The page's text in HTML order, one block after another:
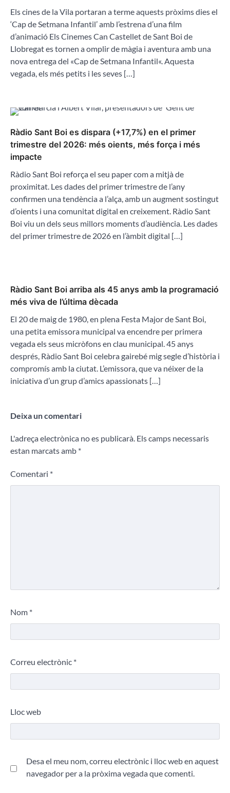
Els cines de la Vila portaran a terme aquests pròxims dies el
‘Cap de Setmana Infantil’ amb l’estrena d’una film
d’animació Els Cinemes Can Castellet de Sant Boi de
Llobregat es tornen a omplir de màgia i aventura amb una
nova entrega del «Cap de Setmana Infantil«. Aquesta
vegada, els més petits i les seves […]
Ràdio Sant Boi es dispara (+17,7%) en el primer
trimestre del 2026: més oients, més força i més
impacte
Ràdio Sant Boi reforça el seu paper com a mitjà de
proximitat. Les dades del primer trimestre de l’any
confirmen una tendència a l’alça, amb un augment sostingut
d’oients i una comunitat digital en creixement. Ràdio Sant
Boi viu un dels seus millors moments d’audiència. Les dades
del primer trimestre de 2026 en l’àmbit digital […]
Ràdio Sant Boi arriba als 45 anys amb la programació
més viva de l’última dècada
El 20 de maig de 1980, en plena Festa Major de Sant Boi,
una petita emissora municipal va encendre per primera
vegada els seus micròfons en clau municipal. 45 anys
després, Ràdio Sant Boi celebra gairebé mig segle d’història i
compromís amb la ciutat. L’emissora, que va néixer de la
iniciativa d’un grup d’amics apassionats […]
Deixa un comentari
L'adreça electrònica no es publicarà. Els camps necessaris
estan marcats amb *
Comentari *
Nom *
Correu electrònic *
Lloc web
Desa el meu nom, correu electrònic i lloc web en aquest
navegador per a la pròxima vegada que comenti.